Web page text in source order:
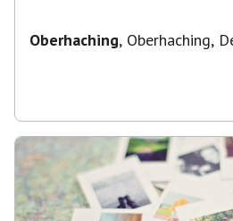
Oberhaching, Oberhaching,